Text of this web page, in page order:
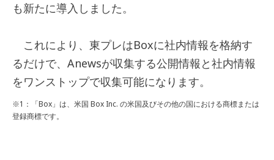
も新たに導入しました。
これにより、東プレはBoxに社内情報を格納す
るだけで、Anewsが収集する公開情報と社内情報
をワンストップで収集可能になります。
※1：「Box」は、米国 Box Inc. の米国及びその他の国における商標または
登録商標です。